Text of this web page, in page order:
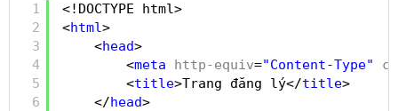
1
2
3
4
5
6
<!DOCTYPE html>
<html>
<head>
<meta http-equiv="Content-Type"
<title>Trang đăng lý</title>
</head>